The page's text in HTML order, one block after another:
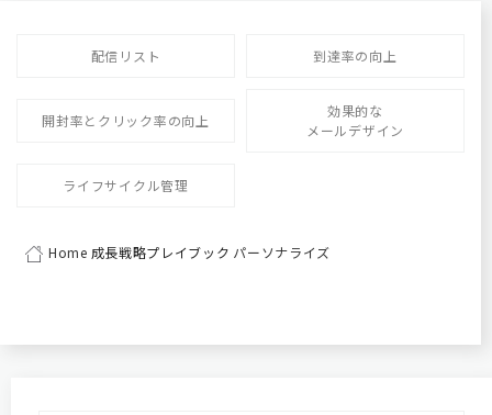
配信リスト 到達率の向上
開封率とクリック率の向上
効果的な
メールデザイン
ライフサイクル管理
Home 成長戦略プレイブック パーソナライズ